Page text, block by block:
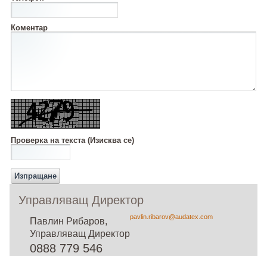
Коментар
Проверка на текста (Изисква се)
Управляващ Директор
Павлин Рибаров,
Управляващ Директор
0888 779 546
pavlin.ribarov@audatex.com